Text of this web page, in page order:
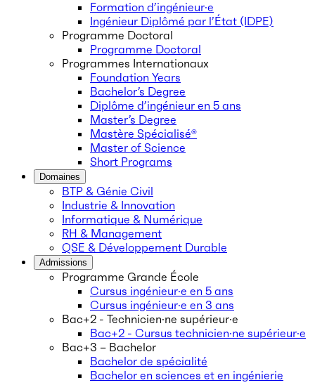
Formation d’ingénieur·e
Ingénieur Diplômé par l’État (IDPE)
Programme Doctoral
Programme Doctoral
Programmes Internationaux
Foundation Years
Bachelor’s Degree
Diplôme d’ingénieur en 5 ans
Master’s Degree
Mastère Spécialisé®
Master of Science
Short Programs
Domaines
BTP & Génie Civil
Industrie & Innovation
Informatique & Numérique
RH & Management
QSE & Développement Durable
Admissions
Programme Grande École
Cursus ingénieur·e en 5 ans
Cursus ingénieur·e en 3 ans
Bac+2 - Technicien·ne supérieur·e
Bac+2 - Cursus technicien·ne supérieur·e
Bac+3 – Bachelor
Bachelor de spécialité
Bachelor en sciences et en ingénierie